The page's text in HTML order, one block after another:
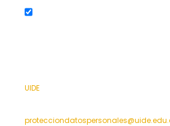
serán tratados conforme a la Política
UIDE